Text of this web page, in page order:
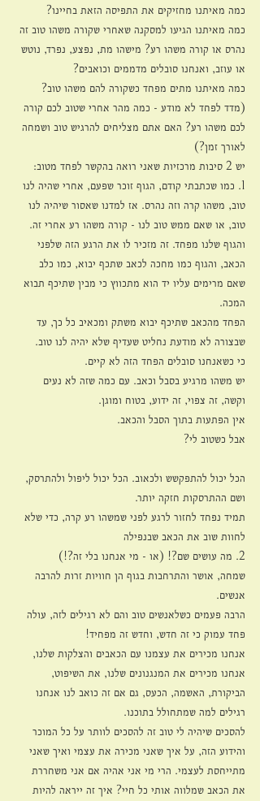
כמה מאיתנו מחזיקים את התפיסה הזאת בחיינו?
כמה מאיתנו הגיעו למסקנה שאחרי שקורה משהו טוב זה
נהרס או קורה משהו רע? מישהו מת, נפצע, נפרד, נוטש
או עוזב, ואנחנו סובלים מדממים וכואבים?
כמה מאיתנו מתים מפחד כשקורה להם משהו טוב?
(מדד לפחד לא מודע - כמה מהר אחרי שטוב לכם קורה
לכם משהו רע? האם אתם מצליחים להרגיש טוב ושמחה
לאורך זמן?)
יש 2 סיבות מרכזיות שאני רואה בהקשר לפחד מטוב:
1. כמו שכתבתי קודם, הגוף זוכר שפעם, אחרי שהיה לנו
טוב, משהו קרה וזה נהרס. אז למדנו שאסור שיהיה לנו
טוב, או שאם ממש טוב לנו - קורה משהו רע אחרי זה.
והגוף שלנו מפחד. זה מזכיר לו את הרגע הזה שלפני
הכאב, והגוף כמו מחכה לכאב שתכף יבוא, כמו כלב
שאם מרימים עליו יד הוא מתכווץ כי מבין שתיכף תבוא
המכה.
הפחד מהכאב שתיכף יבוא משתק ומכאיב כל כך, עד
שבצורה לא מודעת נחליט שעדיף שלא יהיה לנו טוב.
כי כשאנחנו סובלים הפחד הזה לא קיים.
יש משהו מרגיע בסבל וכאב. עם כמה שזה לא נעים
וקשה, זה צפוי, זה ידוע, בטוח ומוגן.
אין הפתעות בתוך הסבל והכאב.
אבל כשטוב לי?
הכל יכול להתפקשש ולכאוב. הכל יכול ליפול ולהתרסק,
ושם ההתרסקות חזקה יותר.
תמיד נפחד לחזור לרגע לפני שמשהו רע קרה, כדי שלא
לחוות שוב את הכאב שבנפילה
2. מה עושים שם?! (או - מי אנחנו בלי זה?!)
שמחה, אושר והתרחבות בגוף הן חוויות זרות להרבה
אנשים.
הרבה פעמים כשלאנשים טוב והם לא רגילים לזה, עולה
פחד עמוק כי זה חדש, וחדש זה מפחיד!
אנחנו מכירים את עצמנו עם הכאבים והצלקות שלנו,
אנחנו מכירים את המנגנונים שלנו, את השיפוט,
הביקורת, האשמה, הכעס, גם אם זה כואב לנו אנחנו
רגילים למה שמתחולל בתוכנו.
להסכים שיהיה לי טוב זה להסכים לוותר על כל המוכר
והידוע הזה, על איך שאני מכירה את עצמי ואיך שאני
מתייחסת לעצמי. הרי מי אני אהיה אם אני משחררת
את הכאב שמלווה אותי כל חיי? איך זה ייראה להיות